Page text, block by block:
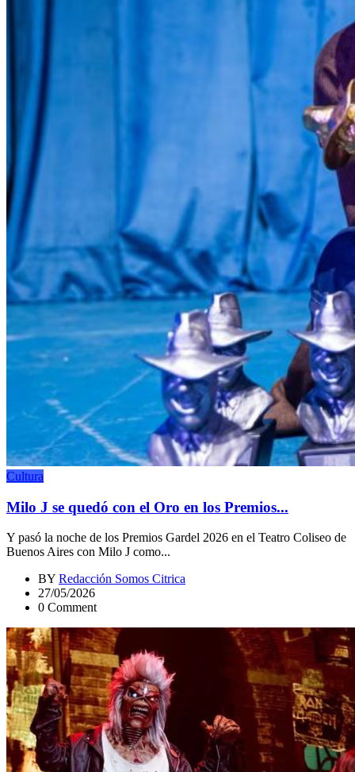
Cultura
Milo J se quedó con el Oro en los Premios...
Y pasó la noche de los Premios Gardel 2026 en el Teatro Coliseo de
Buenos Aires con Milo J como...
BY Redacción Somos Citrica
27/05/2026
0 Comment